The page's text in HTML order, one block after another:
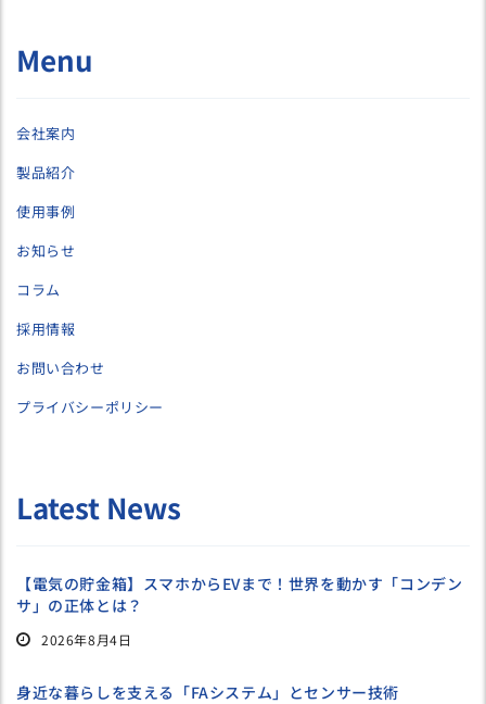
Menu
会社案内
製品紹介
使用事例
お知らせ
コラム
採用情報
お問い合わせ
プライバシーポリシー
Latest News
【電気の貯金箱】スマホからEVまで！世界を動かす「コンデン
サ」の正体とは？
2026年8月4日
身近な暮らしを支える「FAシステム」とセンサー技術